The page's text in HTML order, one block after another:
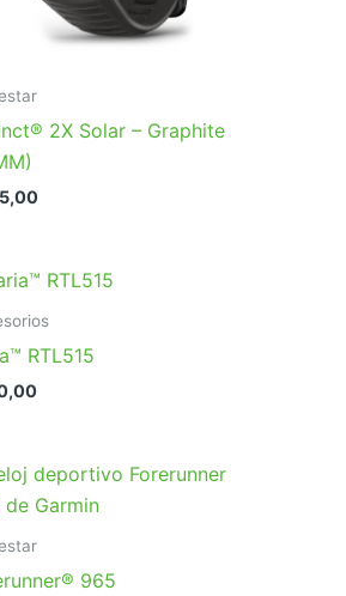
2X Solar – Graphite
RTL515
965